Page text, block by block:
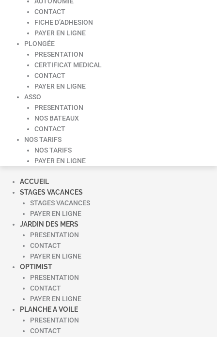
CONTACT
FICHE D’ADHESION
PAYER EN LIGNE
PLONGÉE
PRESENTATION
CERTIFICAT MEDICAL
CONTACT
PAYER EN LIGNE
ASSO
PRESENTATION
NOS BATEAUX
CONTACT
NOS TARIFS
NOS TARIFS
PAYER EN LIGNE
ACCUEIL
STAGES VACANCES
STAGES VACANCES
PAYER EN LIGNE
JARDIN DES MERS
PRESENTATION
CONTACT
PAYER EN LIGNE
OPTIMIST
PRESENTATION
CONTACT
PAYER EN LIGNE
PLANCHE A VOILE
PRESENTATION
CONTACT